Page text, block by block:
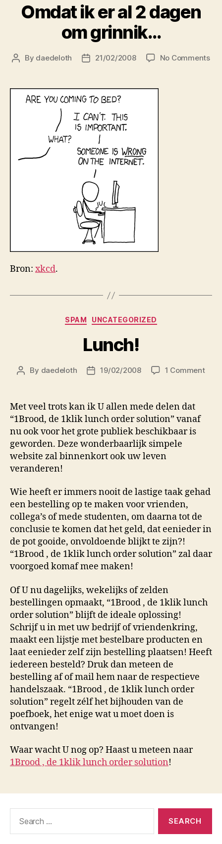
Omdat ik er al 2 dagen
om grinnik…
Post
By daedeloth
Post21/02/2008 No Commentson
Bron: xkcd.
Categories
SPAM UNCATEGORIZED
Lunch!
Post
By daedeloth
Post19/02/2008 1 Commenton
Met veel trots kan ik U allen mede delen dat
“1Brood, de 1klik lunch order solution” vanaf
nu ook voor het grote publiek beschikbaar is
geworden. Deze wonderbaarlijk simpele
website zal binnenkort ook uw leven
veranderen!
Wie heeft er immers nooit de lastige taak gehad
een bestelling op te maken voor vrienden,
collega’s of mede studenten, om daarna tot de
conclusie te komen dat het geld, dat eenieder in
de pot gooide, onvoldoende blijkt te zijn?!
“1Brood , de 1klik lunch order solution” zal daar
voorgoed komaf mee maken!
Of U nu dagelijks, wekelijks of zelden
bestellingen opmaakt, “1Brood , de 1klik lunch
order solution” blijft de ideale oplossing!
Schrijf u in met uw bedrijf of vriendenkring,
maakt een lijstje met bestelbare producten en
laat eenieder zelf zijn bestelling plaatsen! Heeft
iedereen besteld? Druk dan meteen de
bestelling af of mail hem naar de respectieve
handelszaak. “1Brood , de 1klik lunch order
solution” regelt zélf het bijhouden van de
poefboek, het enige wat u moet doen is
ontvangen!
Waar wacht U nog op? Haast u meteen naar
1Brood , de 1klik lunch order solution!